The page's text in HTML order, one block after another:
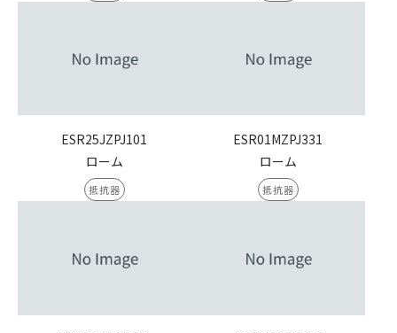
ESR25JZPJ101
ローム
抵抗器
ESR01MZPJ331
ローム
抵抗器